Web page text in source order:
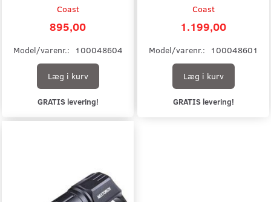
Coast
895,00
Model/varenr.: 100048604
Læg i kurv
GRATIS levering!
Coast
1.199,00
Model/varenr.: 100048601
Læg i kurv
GRATIS levering!